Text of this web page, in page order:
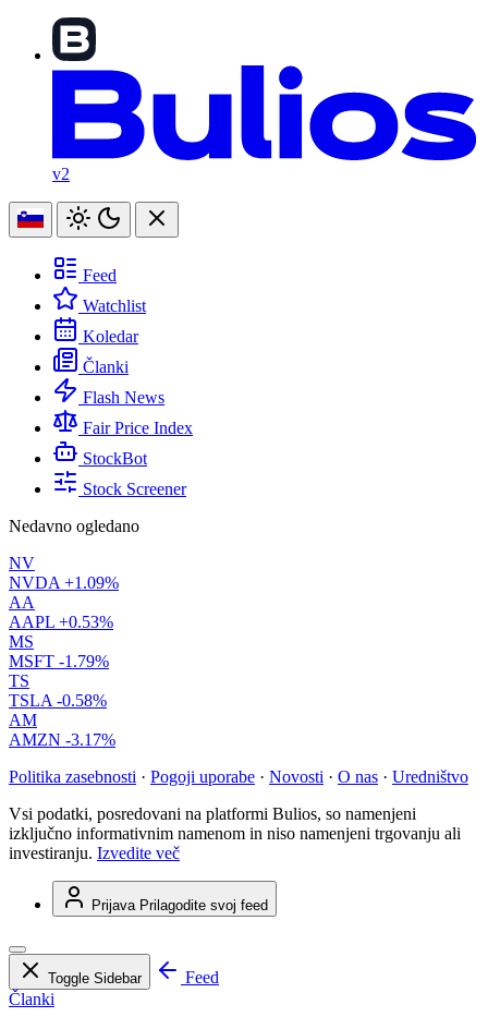
v2
Feed
Watchlist
Koledar
Članki
Flash News
Fair Price Index
StockBot
Stock Screener
Nedavno ogledano
NV
NVDA +1.09%
AA
AAPL +0.53%
MS
MSFT -1.79%
TS
TSLA -0.58%
AM
AMZN -3.17%
Politika zasebnosti · Pogoji uporabe · Novosti · O nas · Uredništvo
Vsi podatki, posredovani na platformi Bulios, so namenjeni
izključno informativnim namenom in niso namenjeni trgovanju ali
investiranju. Izvedite več
Prijava Prilagodite svoj feed
Toggle Sidebar
Feed
Članki